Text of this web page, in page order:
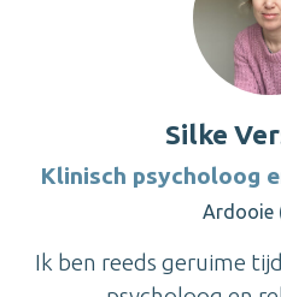
Silke
Klinisch psycholoog
Ardooie
Ik ben reeds geruime